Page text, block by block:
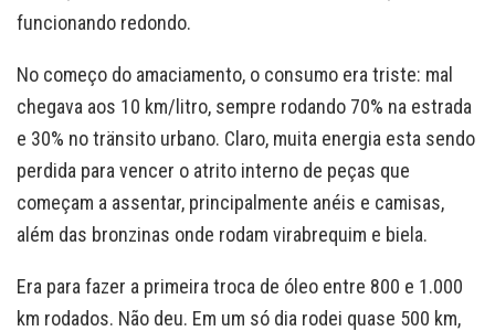
funcionando redondo.
No começo do amaciamento, o consumo era triste: mal
chegava aos 10 km/litro, sempre rodando 70% na estrada
e 30% no tränsito urbano. Claro, muita energia esta sendo
perdida para vencer o atrito interno de peças que
começam a assentar, principalmente anéis e camisas,
além das bronzinas onde rodam virabrequim e biela.
Era para fazer a primeira troca de óleo entre 800 e 1.000
km rodados. Não deu. Em um só dia rodei quase 500 km,